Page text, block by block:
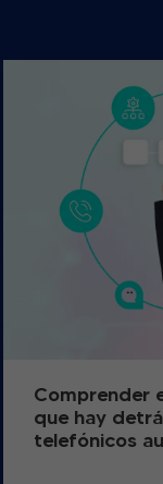
Comprender
que hay
telefónicos